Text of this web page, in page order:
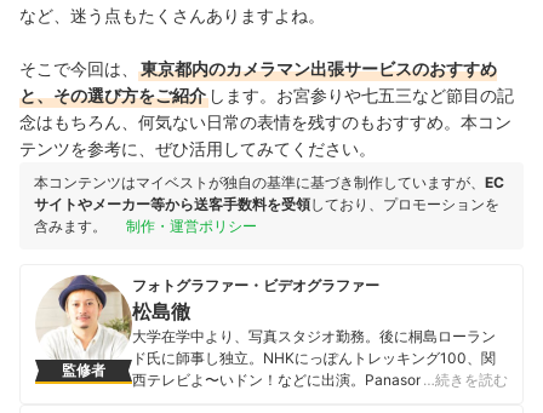
など、迷う点もたくさんありますよね。
そこで今回は、
東京都内のカメラマン出張サービスのおすすめ
と、その選び方をご紹介 します。 お宮参りや七五三など節目の記
念はもちろん、何気ない日常の表情を残すのもおすすめ。本コン
テンツを参考に、ぜひ活用してみてください。
本コンテンツはマイベストが独自の基準に基づき制作していますが、 EC
サイトやメーカー等から送客手数料を受領しており、プロモーションを
含みます。
制作・運営ポリシー
監修者
フォトグラファー・ビデオグラファー
松島徹
大学在学中より、写真スタジオ勤務。後に桐島ローラン
ド氏に師事し独立。NHKにっぽんトレッキング100、関
西テレビよ〜いドン！などに出演。Panasonic、ANA、
…続きを読む